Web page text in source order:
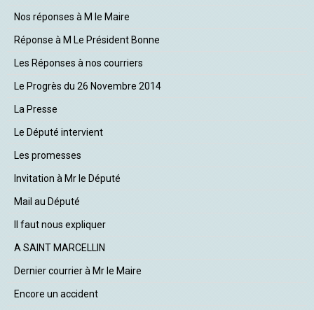
Nos réponses à M le Maire
Réponse à M Le Président Bonne
Les Réponses à nos courriers
Le Progrès du 26 Novembre 2014
La Presse
Le Député intervient
Les promesses
Invitation à Mr le Député
Mail au Député
Il faut nous expliquer
A SAINT MARCELLIN
Dernier courrier à Mr le Maire
Encore un accident